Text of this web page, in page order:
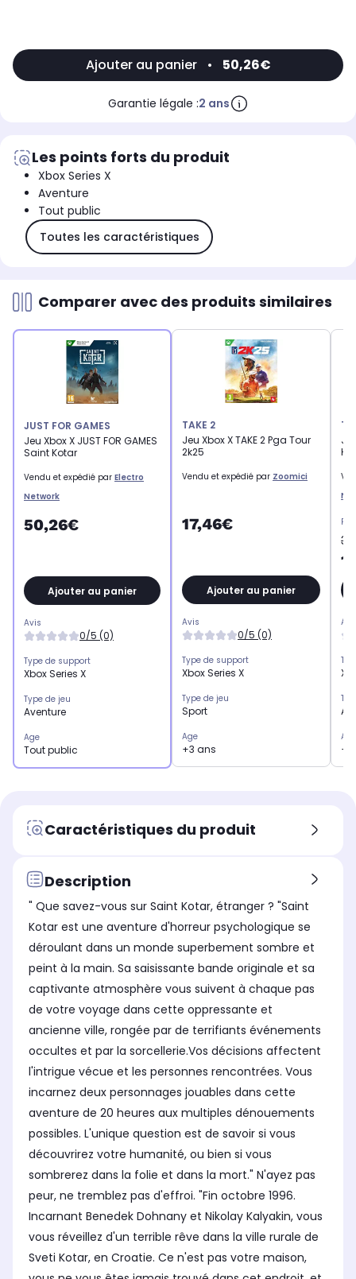
Ajouter au panier • 50,26€
Garantie légale :2 ans
Les points forts du produit
Xbox Series X
Aventure
Tout public
Toutes les caractéristiques
Comparer avec des produits similaires
JUST FOR GAMES
Jeu Xbox X JUST FOR GAMES
Saint Kotar
Vendu et expédié par Electro
Network
50,26€
Ajouter au panier
Avis
0/5 (0)
Type de support
Xbox Series X
Type de jeu
Aventure
Age
Tout public
TAKE 2
Jeu Xbox X TAKE 2 Pga Tour
2k25
Vendu et expédié par Zoomici
17,46€
Ajouter au panier
Avis
0/5 (0)
Type de support
Xbox Series X
Type de jeu
Sport
Age
+3 ans
Age
Caractéristiques du produit
Description
" Que savez-vous sur Saint Kotar, étranger ? "Saint
Kotar est une aventure d'horreur psychologique se
déroulant dans un monde superbement sombre et
peint à la main. Sa saisissante bande originale et sa
captivante atmosphère vous suivent à chaque pas
de votre voyage dans cette oppressante et
ancienne ville, rongée par de terrifiants événements
occultes et par la sorcellerie.Vos décisions affectent
l'intrigue vécue et les personnes rencontrées. Vous
incarnez deux personnages jouables dans cette
aventure de 20 heures aux multiples dénouements
possibles. L'unique question est de savoir si vous
découvrirez votre humanité, ou bien si vous
sombrerez dans la folie et dans la mort." N'ayez pas
peur, ne tremblez pas d'effroi. "Fin octobre 1996.
Incarnant Benedek Dohnany et Nikolay Kalyakin, vous
vous réveillez d'un terrible rêve dans la ville rurale de
Sveti Kotar, en Croatie. Ce n'est pas votre maison,